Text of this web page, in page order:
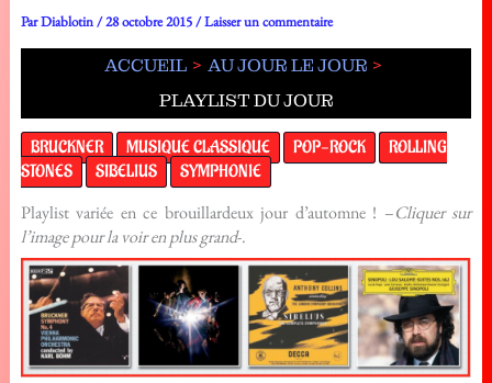
ParDiablotin/28 octobre 2015/Laisser un commentaire
ACCUEIL
AU JOUR LE JOUR
PLAYLIST DU JOUR
BRUCKNER MUSIQUE CLASSIQUE POP-ROCK
ROLLING
STONES
SIBELIUS SYMPHONIE
Playlist variée en ce brouillardeux jour d’automne ! –Cliquer sur
l’image pour la voir en plus grand-.